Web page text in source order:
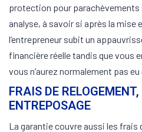
protection pour parachèvements
analyse, à savoir si après la mise
l’entrepreneur subit un
financière réelle tandis que vous
vous n’aurez normalement pas
FRAIS DE
ENTREPOSAGE
La garantie couvre aussi les frais